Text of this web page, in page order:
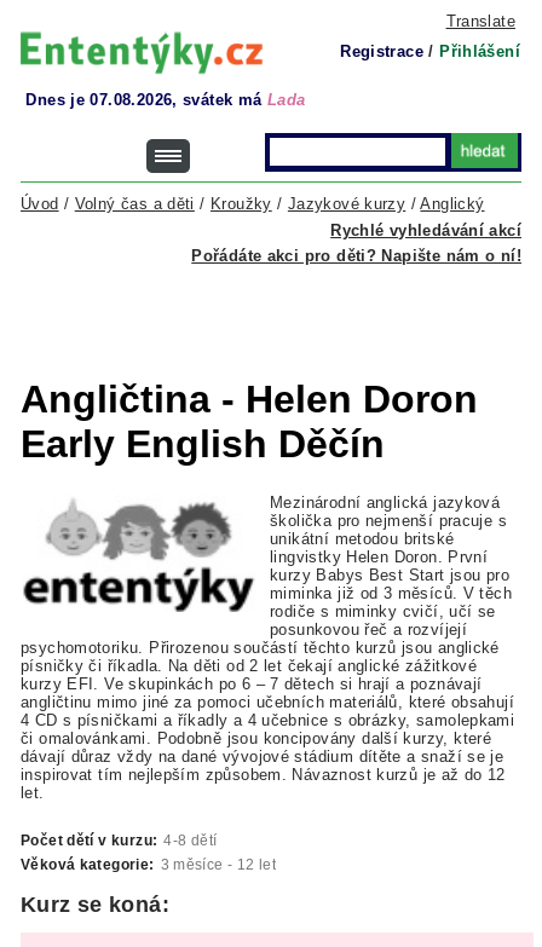
Translate
Registrace / Přihlášení
Dnes je 07.08.2026, svátek má Lada
Rychlé vyhledávání akcí
Úvod / Volný čas a děti / Kroužky / Jazykové kurzy /Anglický
Pořádáte akci pro děti? Napište nám o ní!
Angličtina - Helen Doron
Early English Děčín
Mezinárodní anglická jazyková
školička pro nejmenší pracuje s
unikátní metodou britské
lingvistky Helen Doron. První
kurzy Babys Best Start jsou pro
miminka již od 3 měsíců. V těch
rodiče s miminky cvičí, učí se
posunkovou řeč a rozvíjejí
psychomotoriku. Přirozenou součástí těchto kurzů jsou anglické
písničky či říkadla. Na děti od 2 let čekají anglické zážitkové
kurzy EFI. Ve skupinkách po 6 – 7 dětech si hrají a poznávají
angličtinu mimo jiné za pomoci učebních materiálů, které obsahují
4 CD s písničkami a říkadly a 4 učebnice s obrázky, samolepkami
či omalovánkami. Podobně jsou koncipovány další kurzy, které
dávají důraz vždy na dané vývojové stádium dítěte a snaží se je
inspirovat tím nejlepším způsobem. Návaznost kurzů je až do 12
let.
Počet dětí v kurzu: 4-8 dětí
Věková kategorie: 3 měsíce - 12 let
Kurz se koná: